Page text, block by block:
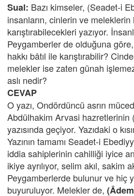
Sual: Bazı kimseler, (Seadet-i
insanların, cinlerin ve meleklerin
karıştırabilecekleri yazıyor.
Peygamberler de olduğuna
hakkı bâtıl ile karıştırabilir?
melekler ise zaten günah
aslı nedir?
CEVAP
O yazı, Ondördüncü asrın
Abdülhakim Arvasi hazretlerinin
yazısında geçiyor. Yazıdaki o
Yazının tamamı Seadet-i
iddia sahiplerinin cahilliği iyice
ikiye ayrılıyor, selim akıl, sakim
Peygamberlerde bulunur ve hiç
buyuruluyor. Melekler de,